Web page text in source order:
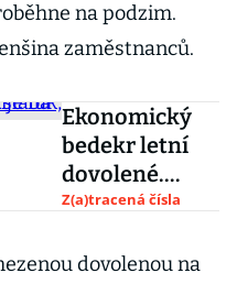
na podzim.
zaměstnanců.
Ekonomický
bedekr letní
dovolené.
Malý rozpočet
portmonku
Z(a)tracená čísla
dovolenou na